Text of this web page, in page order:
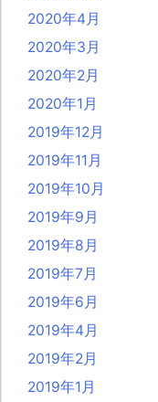
2020年4月
2020年3月
2020年2月
2020年1月
2019年12月
2019年11月
2019年10月
2019年9月
2019年8月
2019年7月
2019年6月
2019年4月
2019年2月
2019年1月